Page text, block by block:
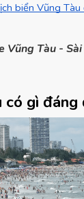
biển Vũng
Tàu -
có gì đáng